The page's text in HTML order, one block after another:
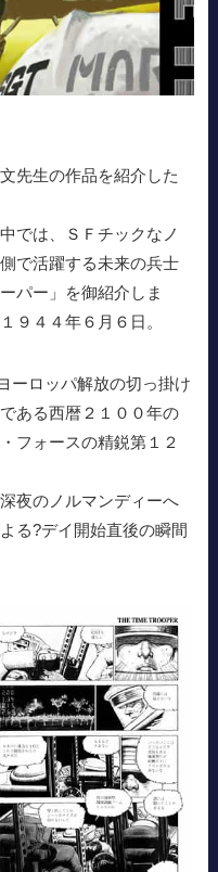
先生の作品を紹介した
では、ＳＦチックなノ
で活躍する未来の兵士
パー」を御紹介しま
９４４年６月６日。
ーロッパ解放の切っ掛け
ある西暦２１００年の
フォースの精鋭第１２
夜のノルマンディーへ
る?デイ開始直後の瞬間